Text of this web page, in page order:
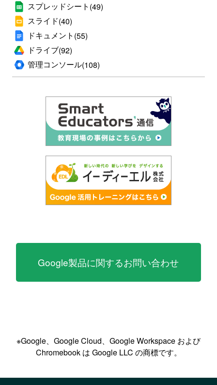
スプレッドシート (49)
スライド(40)
ドキュメント (55)
ドライブ(92)
管理コンソール(108)
Google製品に関するお問い合わせ
※Google、Google Cloud、Google Workspace および
Chromebook は Google LLC の商標です。